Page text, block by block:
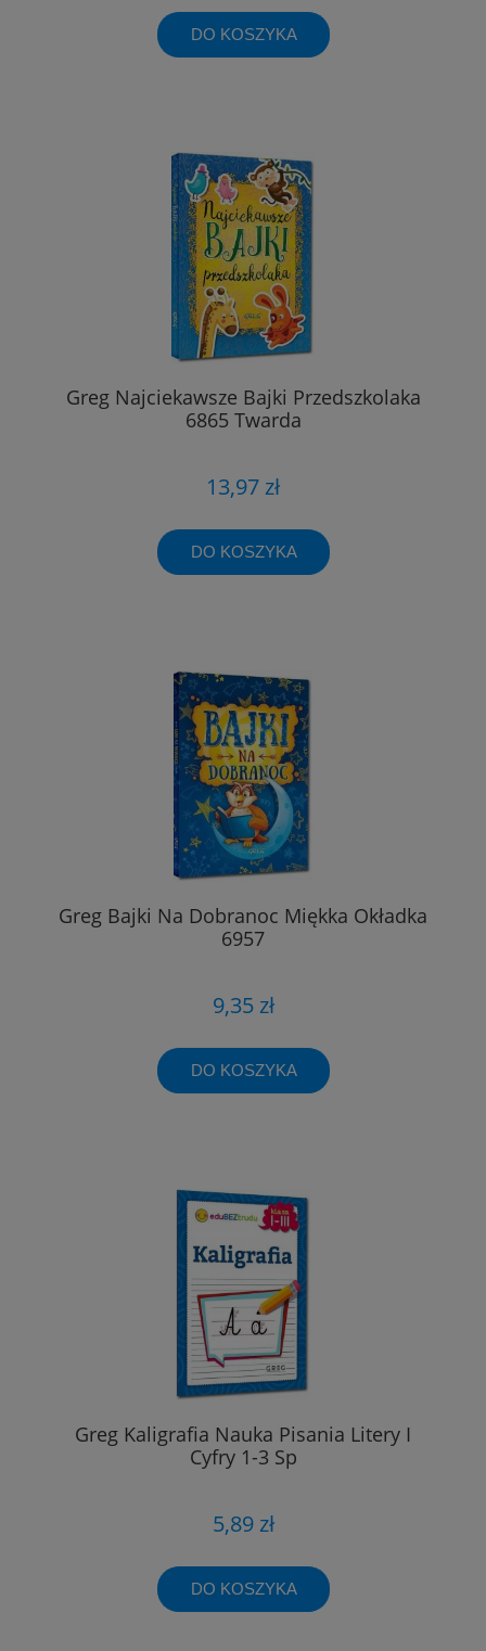
DO KOSZYKA
Greg Najciekawsze Bajki Przedszkolaka
6865 Twarda
13,97 zł
DO KOSZYKA
Greg Bajki Na Dobranoc Miękka Okładka
6957
9,35 zł
DO KOSZYKA
Greg Kaligrafia Nauka Pisania Litery I
Cyfry 1-3 Sp
5,89 zł
DO KOSZYKA